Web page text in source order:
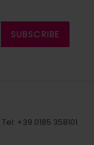
SUBSCRIBE
Tel: +39 0185 358101